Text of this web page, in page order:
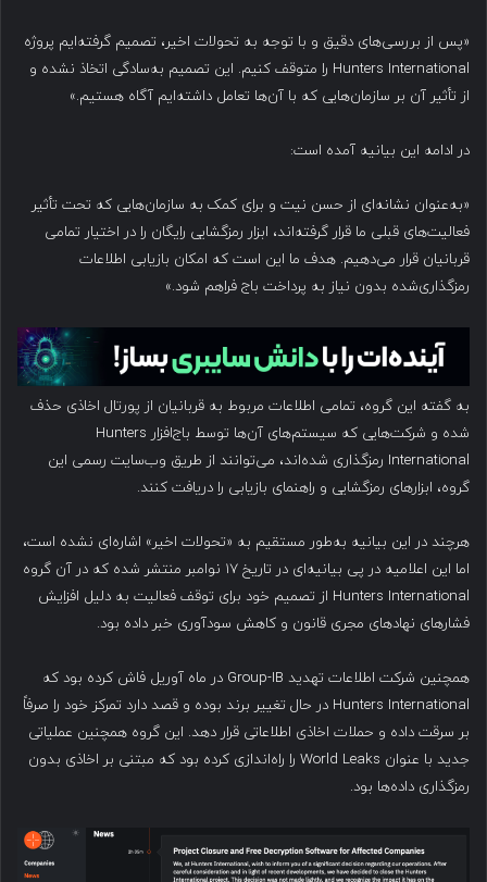
«پس از بررسی‌های دقیق و با توجه به تحولات اخیر، تصمیم گرفته‌ایم پروژه
Hunters International را متوقف کنیم. این تصمیم به‌سادگی اتخاذ نشده و
از تأثیر آن بر سازمان‌هایی که با آن‌ها تعامل داشته‌ایم آگاه هستیم.»
در ادامه این بیانیه آمده است:
«به‌عنوان نشانه‌ای از حسن نیت و برای کمک به سازمان‌هایی که تحت تأثیر
فعالیت‌های قبلی ما قرار گرفته‌اند، ابزار رمزگشایی رایگان را در اختیار تمامی
قربانیان قرار می‌دهیم. هدف ما این است که امکان بازیابی اطلاعات
رمزگذاری‌شده بدون نیاز به پرداخت باج فراهم شود.»
به گفته این گروه، تمامی اطلاعات مربوط به قربانیان از پورتال اخاذی حذف
شده و شرکت‌هایی که سیستم‌های آن‌ها توسط باج‌افزار Hunters
International رمزگذاری شده‌اند، می‌توانند از طریق وب‌سایت رسمی این
گروه، ابزارهای رمزگشایی و راهنمای بازیابی را دریافت کنند.
هرچند در این بیانیه به‌طور مستقیم به «تحولات اخیر» اشاره‌ای نشده است،
اما این اعلامیه در پی بیانیه‌ای در تاریخ ۱۷ نوامبر منتشر شده که در آن گروه
Hunters International از تصمیم خود برای توقف فعالیت به دلیل افزایش
فشارهای نهادهای مجری قانون و کاهش سودآوری خبر داده بود.
همچنین شرکت اطلاعات تهدید Group-IB در ماه آوریل فاش کرده بود که
Hunters International در حال تغییر برند بوده و قصد دارد تمرکز خود را صرفاً
بر سرقت داده و حملات اخاذی اطلاعاتی قرار دهد. این گروه همچنین عملیاتی
جدید با عنوان World Leaks را راه‌اندازی کرده بود که مبتنی بر اخاذی بدون
رمزگذاری داده‌ها بود.